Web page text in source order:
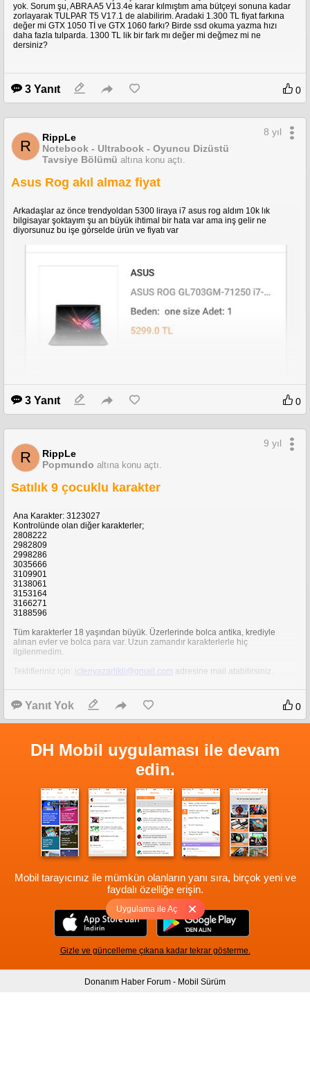
Uygulama ile Aç
Intel Coffee Lake Core i7-8750H
6GB GDDR5 Nvidia GTX1060 192 Bit
15.6" FHD 1920x1080 IPS Mat LED Ekran
8GB (1x8GB) DDR4 2666MHz
XPG 256GB M.2 SSD
yok. Sorum şu, ABRA A5 V13.4e karar kılmıştım ama bütçeyi sonuna kadar
zorlayarak TULPAR T5 V17.1 de alabilirim. Aradaki 1.300 TL fiyat farkına
değer mi GTX 1050 Tİ ve GTX 1060 farkı? Birde ssd okuma yazma hızı
daha fazla tulparda. 1300 TL lik bir fark mı değer mi değmez mi ne
dersiniz?
3 Yanıt 0
R
RippLe
Notebook - Ultrabook - Oyuncu Dizüstü
Tavsiye Bölümü altına konu açtı.
8 yıl
Asus Rog akıl almaz fiyat
Arkadaşlar az önce trendyoldan 5300 liraya i7 asus rog aldım 10k lık
bilgisayar şoktayım şu an büyük ihtimal bir hata var ama inş gelir ne
diyorsunuz bu işe görselde ürün ve fiyatı var
3 Yanıt 0
R
RippLe
Popmundo altına konu açtı.
9 yıl
Satılık 9 çocuklu karakter
Ana Karakter: 3123027
Kontrolünde olan diğer karakterler;
2808222
2982809
2998286
3035666
3109901
3138061
3153164
3166271
3188596
Tüm karakterler 18 yaşından büyük. Üzerlerinde bolca antika, krediyle
alınan evler ve bolca para var. Uzun zamandır karakterlerle hiç
ilgilenmedim.
Teklifleriniz için: ictenyazarlikli@gmail.com adresine mail atabilirsiniz.
Yanıt Yok 0
DH Mobil uygulaması ile devam
edin.
Mobil tarayıcınız ile mümkün olanların yanı sıra, birçok yeni ve
faydalı özelliğe erişin.
Gizle ve güncelleme çıkana kadar tekrar gösterme.
Donanım Haber Forum - Mobil Sürüm